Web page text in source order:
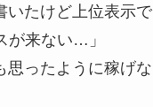
いたけど上位表示
が来ない…」
思ったように稼げ